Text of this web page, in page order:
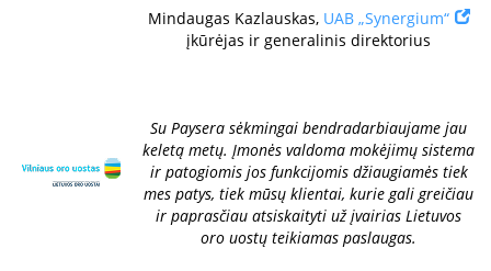
Mindaugas Kazlauskas, UAB „Synergium“
įkūrėjas ir generalinis direktorius
Su Paysera sėkmingai bendradarbiaujame jau
keletą metų. Įmonės valdoma mokėjimų sistema
ir patogiomis jos funkcijomis džiaugiamės tiek
mes patys, tiek mūsų klientai, kurie gali greičiau
ir paprasčiau atsiskaityti už įvairias Lietuvos
oro uostų teikiamas paslaugas.